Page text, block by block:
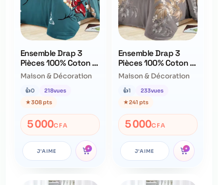
Ensemble Drap 3
Pièces 100% Coton –
Qualité Supérieure –
Ne Déteint Pas
Maison & Décoration
👍0 218vues
★308 pts
5 000CFA
J'AIME +
Ensemble Drap 3
Pièces 100% Coton –
Qualité Supérieure –
Ne Déteint Pas
Maison & Décoration
👍1 233vues
★241 pts
5 000CFA
J'AIME +